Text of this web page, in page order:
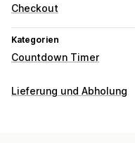
Checkout
Kategorien
Countdown Timer
Anzeigeoptionen
Lieferung und Abholung